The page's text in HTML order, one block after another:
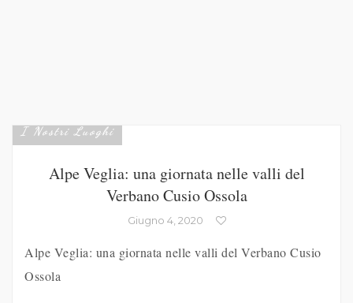
I Nostri Luoghi
Alpe Veglia: una giornata nelle valli del
Verbano Cusio Ossola
Giugno 4, 2020
Alpe Veglia: una giornata nelle valli del Verbano Cusio
Ossola